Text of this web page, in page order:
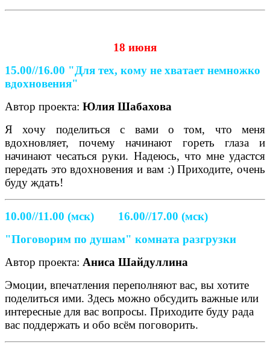
18 июня
15.00//16.00 "Для тех, кому не хватает немножко
вдохновения"
Автор проекта: Юлия Шабахова
Я хочу поделиться с вами о том, что меня
вдохновляет, почему начинают гореть глаза и
начинают чесаться руки. Надеюсь, что мне удастся
передать это вдохновения и вам :) Приходите, очень
буду ждать!
10.00//11.00 (мск) 16.00//17.00 (мск)
"Поговорим по душам" комната разгрузки
Автор проекта: Аниса Шайдуллина
Эмоции, впечатления переполняют вас, вы хотите
поделиться ими. Здесь можно обсудить важные или
интересные для вас вопросы. Приходите буду рада
вас поддержать и обо всём поговорить.